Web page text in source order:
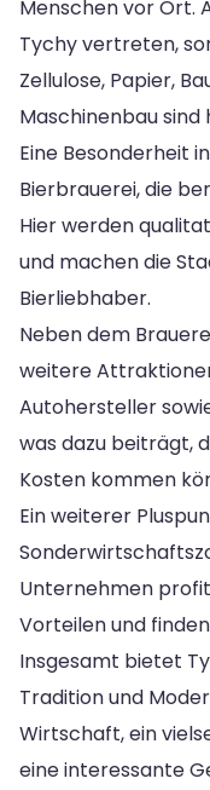
Menschen vor Ort.
Tychy vertreten,
Zellulose, Papier,
Maschinenbau sind
Eine Besonderheit
Bierbrauerei, die
Hier werden
und machen die
Bierliebhaber.
Neben dem
weitere
Autohersteller
was dazu beiträgt,
Kosten kommen
Ein weiterer
Unternehmen
Vorteilen und
Insgesamt bietet
Tradition und
Wirtschaft, ein
eine interessante